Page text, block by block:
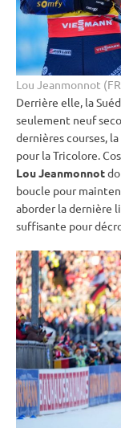
Lou Jeanmonnot
Derrière elle, la
seulement neuf
dernières courses,
pour la Tricolore.
Lou Jeanmonnot
boucle pour
aborder la dernière
suffisante pour